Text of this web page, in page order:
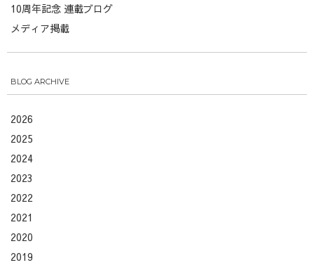
10周年記念 連載ブログ
メディア掲載
BLOG ARCHIVE
2026
2025
2024
2023
2022
2021
2020
2019